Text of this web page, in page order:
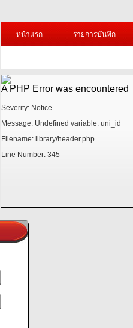
หน้าแรก
รายการบันทึก
A PHP Error was encountered
Severity: Notice
Message: Undefined variable: uni_id
Filename: library/header.php
Line Number: 345
A PHP Error was
Severity: Notice